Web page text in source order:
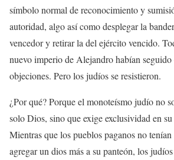
símbolo normal de reconocimiento y
autoridad, algo así como desplegar la
vencedor y retirar la del ejército vencido.
nuevo imperio de Alejandro habían seguido
objeciones. Pero los judíos se resistieron.
¿Por qué? Porque el monoteísmo judío no
solo Dios, sino que exige exclusividad en
Mientras que los pueblos paganos no
agregar un dios más a su panteón, los